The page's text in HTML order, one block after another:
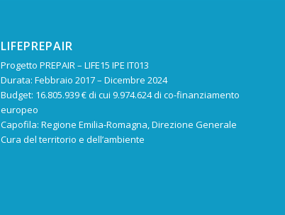
LIFEPREPAIR
Progetto PREPAIR – LIFE15 IPE IT013
Durata: Febbraio 2017 – Dicembre 2024
Budget: 16.805.939 € di cui 9.974.624 di co-finanziamento
europeo
Capofila: Regione Emilia-Romagna, Direzione Generale
Cura del territorio e dell’ambiente